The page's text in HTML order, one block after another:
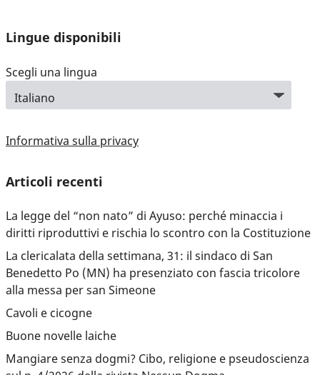
Lingue disponibili
Scegli una lingua
Informativa sulla privacy
Articoli recenti
La legge del “non nato” di Ayuso: perché minaccia i
diritti riproduttivi e rischia lo scontro con la Costituzione
La clericalata della settimana, 31: il sindaco di San
Benedetto Po (MN) ha presenziato con fascia tricolore
alla messa per san Simeone
Cavoli e cicogne
Buone novelle laiche
Mangiare senza dogmi? Cibo, religione e pseudoscienza